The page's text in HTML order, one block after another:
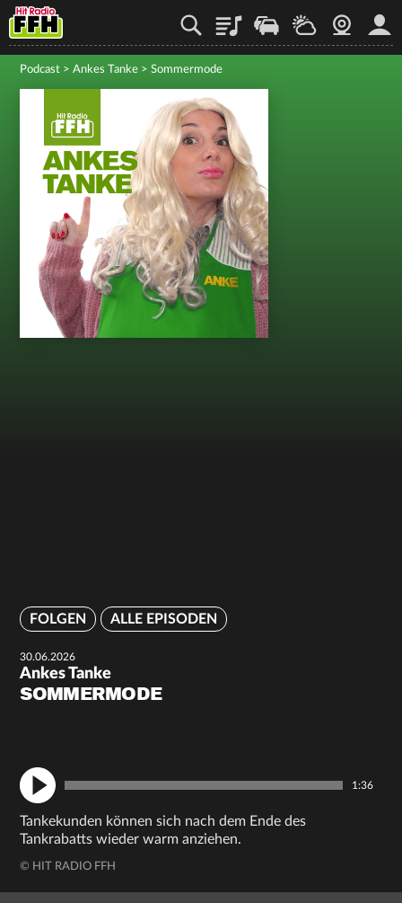
PlaylistStaupilotWetterWebcam
Podcast > Ankes Tanke > Sommermode
FOLGEN ALLE EPISODEN
30.06.2026
Ankes Tanke
SOMMERMODE
1:36
Tankekunden können sich nach dem Ende des
Tankrabatts wieder warm anziehen.
© HIT RADIO FFH